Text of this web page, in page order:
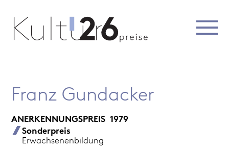
Franz Gundacker
ANERKENNUNGSPREIS 1979
Sonderpreis
Erwachsenenbildung